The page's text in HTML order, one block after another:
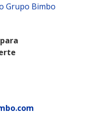
Grupo Bimbo